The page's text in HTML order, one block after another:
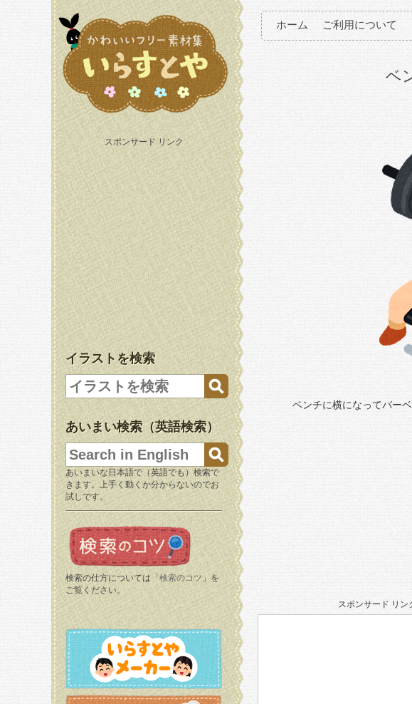
スポンサード リンク
イラストを検索
あいまい検索（英語検索）
あいまいな日本語で（英語でも）検索で
きます。上手く動くか分からないのでお
試しです。
検索の仕方については「 検索のコツ 」を
ご覧ください。
ホーム ご利用について
ベ
ベンチに横になってバー
スポンサード リン